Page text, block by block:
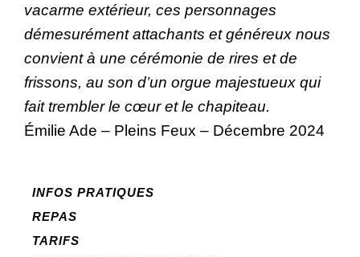
vacarme extérieur, ces personnages
démesurément attachants et généreux nous
convient à une cérémonie de rires et de
frissons, au son d’un orgue majestueux qui
fait trembler le cœur et le chapiteau.
Émilie Ade – Pleins Feux – Décembre 2024
INFOS PRATIQUES
REPAS
TARIFS